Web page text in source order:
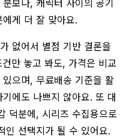
보다, 캐릭터 사이의 공기
게 더 잘 맞아요.
없어서 별점 기반 결론을
만 놓고 봐도, 가격은 비교
으며, 무료배송 기준을 활
에도 나쁘지 않아요. 또 대
덕분에, 시리즈 수집용으로
인 선택지가 될 수 있어요.